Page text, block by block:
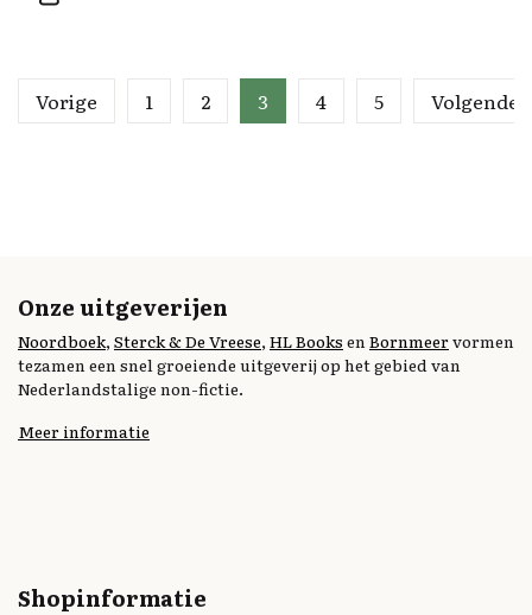
Vorige 1 2 3 4 5 Volgende
Onze uitgeverijen
Noordboek, Sterck & De Vreese, HL Books enBornmeervormen
tezamen een snel groeiende uitgeverij op het gebied van
Nederlandstalige non-fictie.
Meer informatie
Shopinformatie